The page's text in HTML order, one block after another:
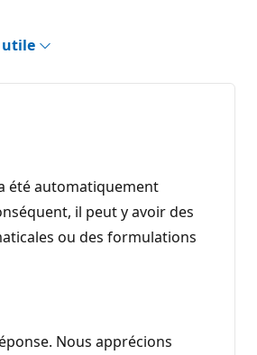
utile
été automatiquement
il peut y avoir des
ou des formulations
Nous apprécions